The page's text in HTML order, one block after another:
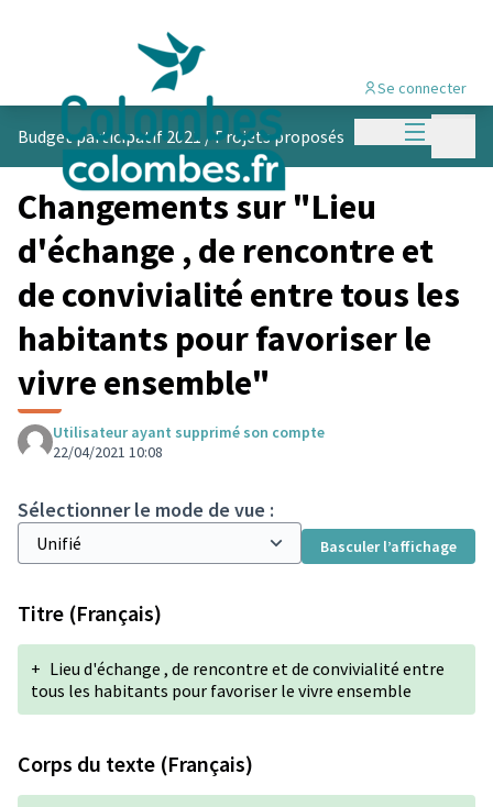
Menu
Se connecter
Budget participatif 2021 /Projets proposés
Changements sur "Lieu
d'échange , de rencontre et
de convivialité entre tous les
habitants pour favoriser le
vivre ensemble"
Utilisateur ayant supprimé son compte
22/04/2021 10:08
Sélectionner le mode de vue :
Basculer l’affichage
Titre (Français)
+ Lieu d'échange , de rencontre et de convivialité entre
tous les habitants pour favoriser le vivre ensemble
Corps du texte (Français)